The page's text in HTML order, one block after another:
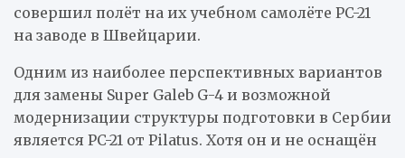
совершил полёт на их учебном самолёте PC-21
на заводе в Швейцарии.
Одним из наиболее перспективных вариантов
для замены Super Galeb G-4 и возможной
модернизации структуры подготовки в Сербии
является PC-21 от Pilatus. Хотя он и не оснащён